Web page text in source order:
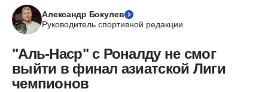
Александр Бокулев
Руководитель спортивной редакции
"Аль-Наср" с Роналду не смог
выйти в финал азиатской Лиги
чемпионов